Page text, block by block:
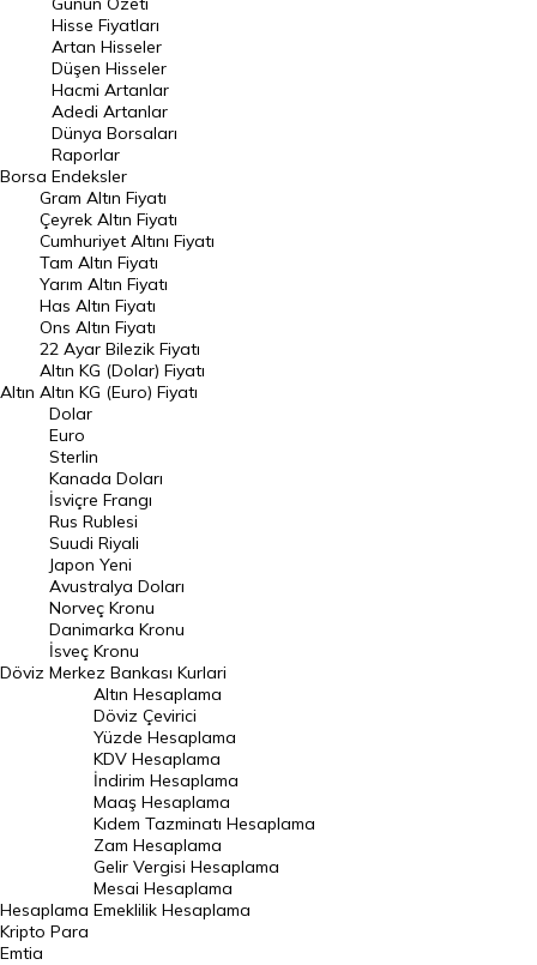
En Çok Artan Hisseler
En Çok Düşen Hisseler
Hacmi Artanlar
Geçmiş Kapanışlar
Dünya Borsaları
Raporlar
Endeksler
DÖVİZ
Döviz Kuru
Dolar Kuru
Euro Kuru
Pound Kuru
Frank Kuru
Riyal Kuru
Avustralya Doları
Danimarka Kronu Kuru
Kanada Doları Kuru
Norveç Kronu Kuru
İsveç Kronu Kuru
Japon Yeni Kuru
Serbest Piyasa Döviz Kurları
Merkez Bankası Döviz Kurları
Altın Fiyatları
Gram Altın Fiyatı
Borsa
Hisse Fiyatları
Artan Hisseler
Düşen Hisseler
Hacmi Artanlar
Adedi Artanlar
Dünya Borsaları
Raporlar
Endeksler
Altın
Gram Altın Fiyatı
Çeyrek Altın Fiyatı
Cumhuriyet Altını Fiyatı
Tam Altın Fiyatı
Yarım Altın Fiyatı
Has Altın Fiyatı
Ons Altın Fiyatı
22 Ayar Bilezik Fiyatı
Altın KG (Dolar) Fiyatı
Altın KG (Euro) Fiyatı
Döviz
Dolar
Euro
Sterlin
Kanada Doları
İsviçre Frangı
Rus Rublesi
Suudi Riyali
Japon Yeni
Avustralya Doları
Norveç Kronu
Danimarka Kronu
İsveç Kronu
Merkez Bankası Kurlari
Hesaplama
Altın Hesaplama
Döviz Çevirici
Yüzde Hesaplama
KDV Hesaplama
İndirim Hesaplama
Maaş Hesaplama
Kıdem Tazminatı Hesaplama
Zam Hesaplama
Gelir Vergisi Hesaplama
Mesai Hesaplama
Emeklilik Hesaplama
Kripto Para
Emtia